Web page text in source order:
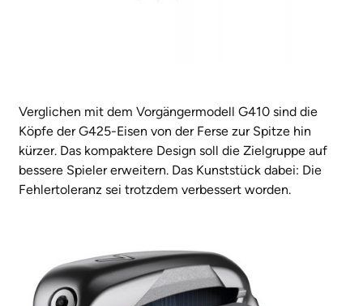
Verglichen mit dem Vorgängermodell G410 sind die
Köpfe der G425-Eisen von der Ferse zur Spitze hin
kürzer. Das kompaktere Design soll die Zielgruppe auf
bessere Spieler erweitern. Das Kunststück dabei: Die
Fehlertoleranz sei trotzdem verbessert worden.